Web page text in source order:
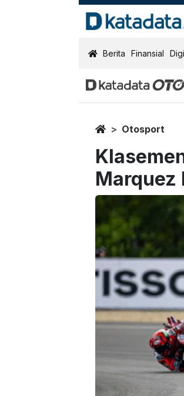
KatadataOTO
Berita Finansial
HomeOtosport
Marquez